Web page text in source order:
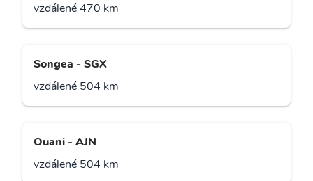
vzdálené 470 km
Songea - SGX
vzdálené 504 km
Ouani - AJN
vzdálené 504 km